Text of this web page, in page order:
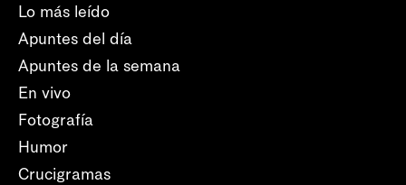
Lo más leído
Apuntes del día
Apuntes de la semana
En vivo
Fotografía
Humor
Crucigramas